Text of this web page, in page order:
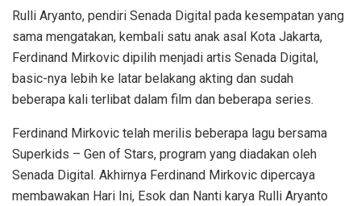
Rulli Aryanto, pendiri Senada Digital pada kesempatan yang
sama mengatakan, kembali satu anak asal Kota Jakarta,
Ferdinand Mirkovic dipilih menjadi artis Senada Digital,
basic-nya lebih ke latar belakang akting dan sudah
beberapa kali terlibat dalam film dan beberapa series.
Ferdinand Mirkovic telah merilis beberapa lagu bersama
Superkids – Gen of Stars, program yang diadakan oleh
Senada Digital. Akhirnya Ferdinand Mirkovic dipercaya
membawakan Hari Ini, Esok dan Nanti karya Rulli Aryanto